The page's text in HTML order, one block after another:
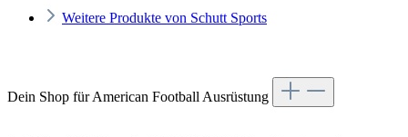
Weitere Produkte von Schutt Sports
Dein Shop für American Football Ausrüstung